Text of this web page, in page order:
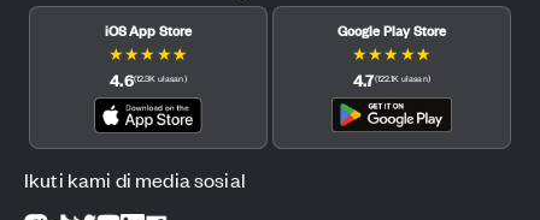
iOS App Store
★★★ ★★
4.6(12.3K ulasan)
Google Play Store
★★★ ★★
4.7(122.1K ulasan)
Ikuti kami di media sosial